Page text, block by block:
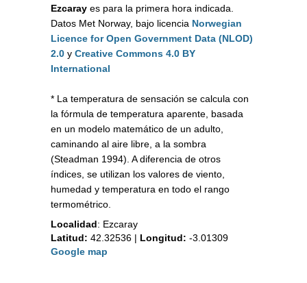
Ezcaray es para la primera hora indicada.
Datos Met Norway, bajo licencia Norwegian
Licence for Open Government Data (NLOD)
2.0 y Creative Commons 4.0 BY
International
* La temperatura de sensación se calcula con
la fórmula de temperatura aparente, basada
en un modelo matemático de un adulto,
caminando al aire libre, a la sombra
(Steadman 1994). A diferencia de otros
índices, se utilizan los valores de viento,
humedad y temperatura en todo el rango
termométrico.
Localidad: Ezcaray
Latitud: 42.32536 | Longitud: -3.01309
Google map